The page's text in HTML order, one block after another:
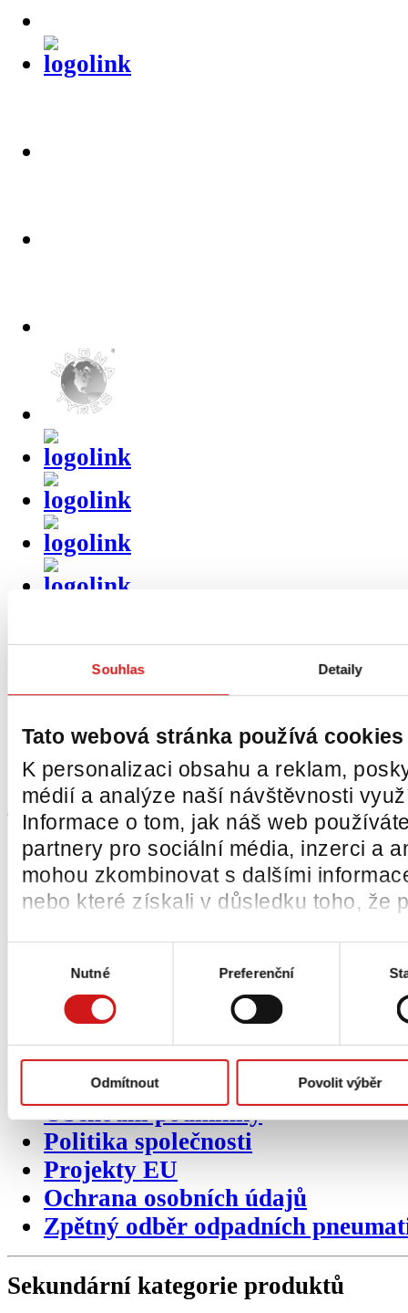
Souhlas Detaily
Tato webová stránka používá cookies
K personalizaci obsahu a reklam,
médií a analýze naší návštěvnosti
Informace o tom, jak náš web
partnery pro sociální média, inzerci a
mohou zkombinovat s dalšími
nebo které získali v důsledku toho, že
Nutné Preferenční
Odmítnout Povolit výběr
Úvod
Produkty
O nás
Akce a novinky
Kontakty
O společnostiČEMAT
Vize a poslání společnosti
Výhradní zastoupení
Produktové katalogy
Napsali o nás
Reference
Mohli jste nás potkat
Video ukázky
Certifikáty
Obchodní podmínky
Politika společnosti
Projekty EU
Ochrana osobních údajů
Zpětný odběr odpadních
Sekundární kategorie produktů